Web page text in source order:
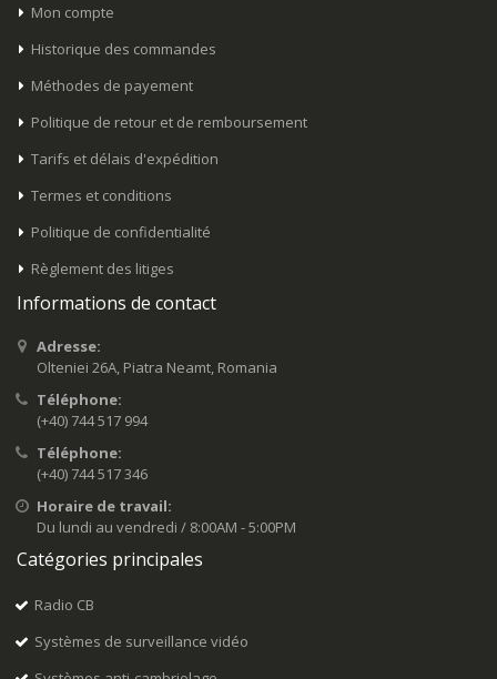
Mon compte
Historique des commandes
Méthodes de payement
Politique de retour et de remboursement
Tarifs et délais d'expédition
Termes et conditions
Politique de confidentialité
Règlement des litiges
Informations de contact
Adresse:
Olteniei 26A, Piatra Neamt, Romania
Téléphone:
(+40) 744 517 994
Téléphone:
(+40) 744 517 346
Horaire de travail:
Du lundi au vendredi / 8:00AM - 5:00PM
Catégories principales
Radio CB
Systèmes de surveillance vidéo